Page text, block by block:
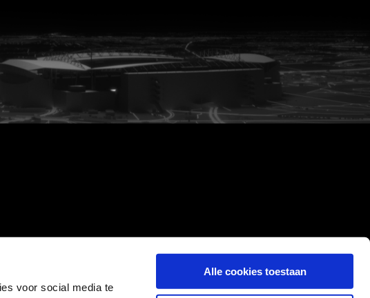
voor social media te
Alle cookies toestaan